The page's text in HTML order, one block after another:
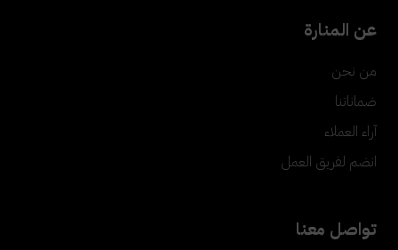
عن المنارة
من نحن
ضماناتنا
آراء العملاء
انضم لفريق العمل
تواصل معنا